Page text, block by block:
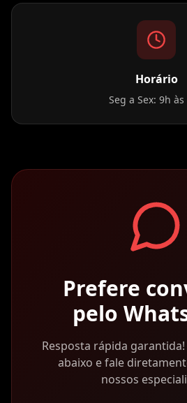
Horário
Seg a Sex: 9h às
Prefere
pelo
Resposta rápida
abaixo e fale
nossos